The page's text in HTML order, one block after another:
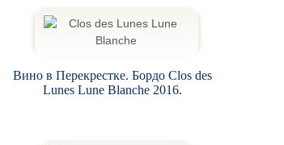
Вино в Перекрестке. Бордо Clos des
Lunes Lune Blanche 2016.